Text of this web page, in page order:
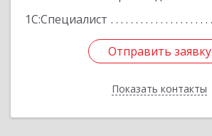
1С:Специалист
Отправить заявку
Показать контакты
Отправить заявку
Назад